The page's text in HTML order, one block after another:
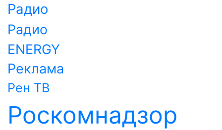
Радио
Радио
ENERGY
Реклама
Рен ТВ
Роскомнадзор